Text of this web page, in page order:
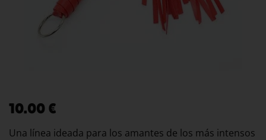
10.00 €
Una línea ideada para los amantes de los más intensos